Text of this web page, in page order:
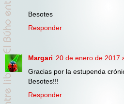
Besotes
Responder
Margari 20 de enero de 2017
Gracias por la estupenda
Besotes!!!
Responder